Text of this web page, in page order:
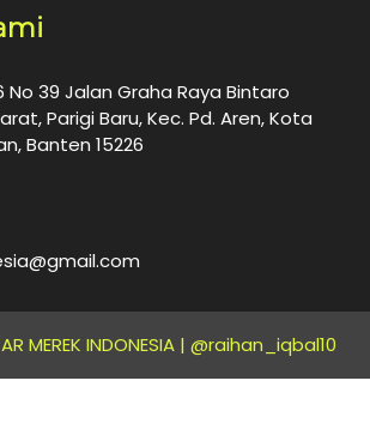
No 39 Jalan Graha Raya Bintaro
Parigi Baru, Kec. Pd. Aren, Kota
Banten 15226
MEREK INDONESIA | @raihan_iqbal10